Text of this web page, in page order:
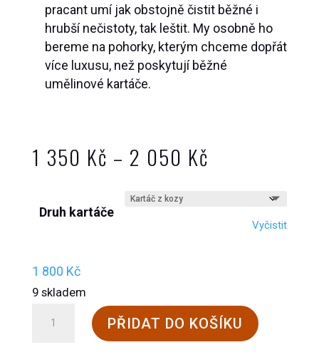
pracant umí jak obstojně čistit běžné i
hrubší nečistoty, tak leštit. My osobně ho
bereme na pohorky, kterým chceme dopřát
více luxusu, než poskytují běžné
umělinové kartáče.
1 350 Kč – 2 050 Kč
350 Kč
Druh kartáče
Vyčistit
1 800 Kč
9 skladem
PŘIDAT DO KOŠÍKU